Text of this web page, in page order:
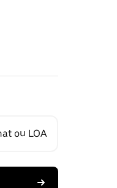
ou LOA